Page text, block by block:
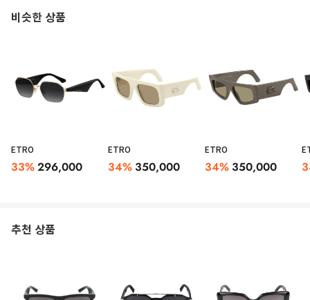
비슷한 상품
ETRO
33%296,000
ETRO
34% 350,000
ETRO
34% 350,000
추천 상품